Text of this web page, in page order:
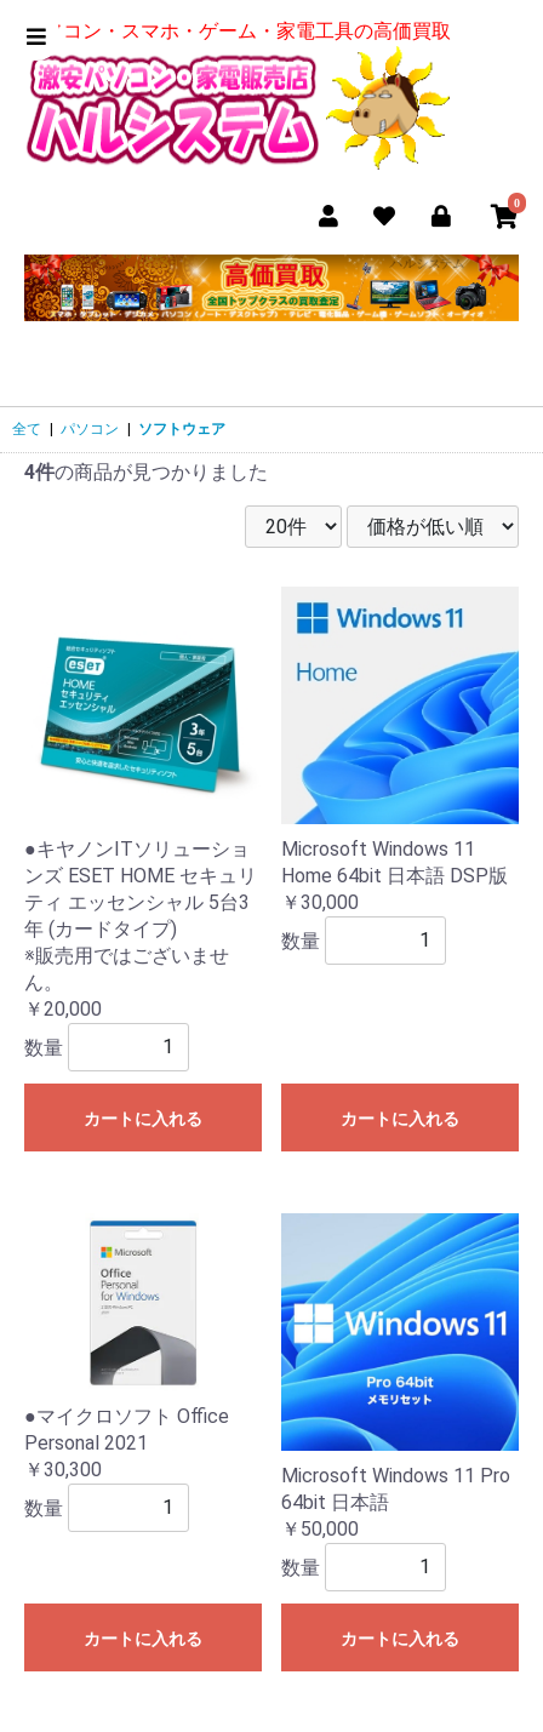
パソコン・スマホ・ゲーム・家電工具の高価買取
0
全て | パソコン | ソフトウェア
4件の商品が見つかりました
●キヤノンITソリューショ
ンズ ESET HOME セキュリ
ティ エッセンシャル 5台3
年 (カードタイプ)
※販売用ではございませ
ん。
￥20,000
数量
カートに入れる
Microsoft Windows 11
Home 64bit 日本語 DSP版
￥30,000
数量
カートに入れる
●マイクロソフト Office
Personal 2021
￥30,300
数量
カートに入れる
Microsoft Windows 11 Pro
64bit 日本語
￥50,000
数量
カートに入れる